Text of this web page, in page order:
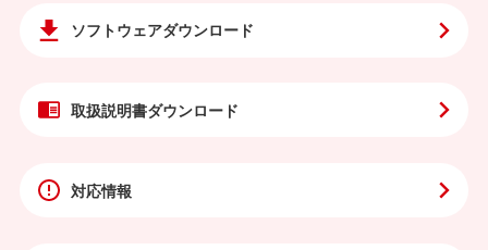
ソフトウェアダウンロード
取扱説明書ダウンロード
対応情報